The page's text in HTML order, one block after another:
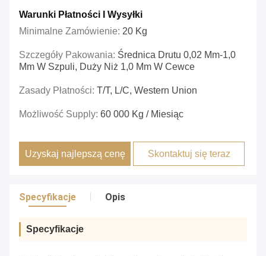
Warunki Płatności I Wysyłki
Minimalne Zamówienie: 20 Kg
Szczegóły Pakowania: Średnica Drutu 0,02 Mm-1,0
Mm W Szpuli, Duży Niż 1,0 Mm W Cewce
Zasady Płatności: T/T, L/c, Western Union
Możliwość Supply: 60 000 Kg / Miesiąc
Uzyskaj najlepszą cenę Skontaktuj się teraz
Specyfikacje Opis
Specyfikacje